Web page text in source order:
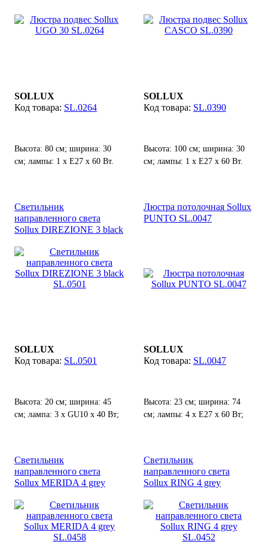
SOLLUX
SL.0264
Высота: 80 см; ширина: 30
см; лампы: 1 х E27 х 60 Вт.
SOLLUX
SL.0390
Высота: 100 см; ширина: 30
см; лампы: 1 х Е27 х 60 Вт.
Светильник
направленного света
Sollux DIREZIONE 3 black
SOLLUX
SL.0501
Высота: 20 см; ширина: 45
см; лампа: 3 х GU10 х 40 Вт;
Люстра потолочная Sollux
PUNTO SL.0047
SOLLUX
SL.0047
Высота: 23 см; ширина: 74
см; лампы: 4 х Е27 х 60 Вт;
Светильник
направленного света
Sollux MERIDA 4 grey
Светильник
направленного света
Sollux RING 4 grey